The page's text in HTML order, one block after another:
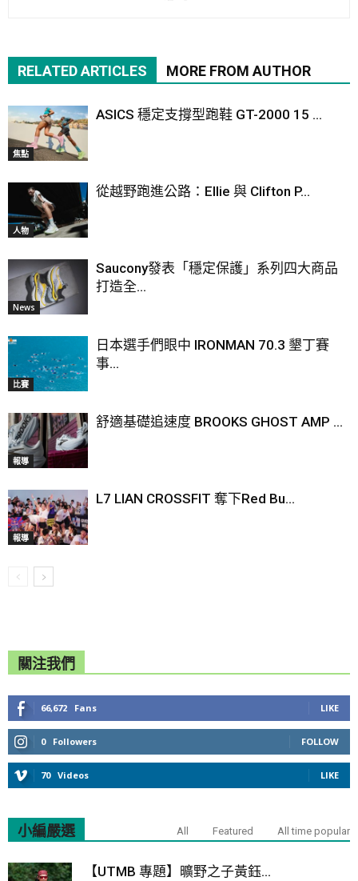
RELATED ARTICLES MORE FROM AUTHOR
焦點
ASICS 穩定支撐型跑鞋 GT-2000 15 ...
人物
從越野跑進公路：Ellie 與 Clifton P...
News
Saucony發表「穩定保護」系列四大商品
打造全...
比賽
日本選手們眼中 IRONMAN 70.3 墾丁賽
事...
報導
舒適基礎追速度 BROOKS GHOST AMP ...
報導
L7 LIAN CROSSFIT 奪下Red Bu...
關注我們
66,672 Fans LIKE
0 Followers FOLLOW
70 Videos LIKE
小編嚴選 All Featured All time popular
【UTMB 專題】曠野之子黃鈺...